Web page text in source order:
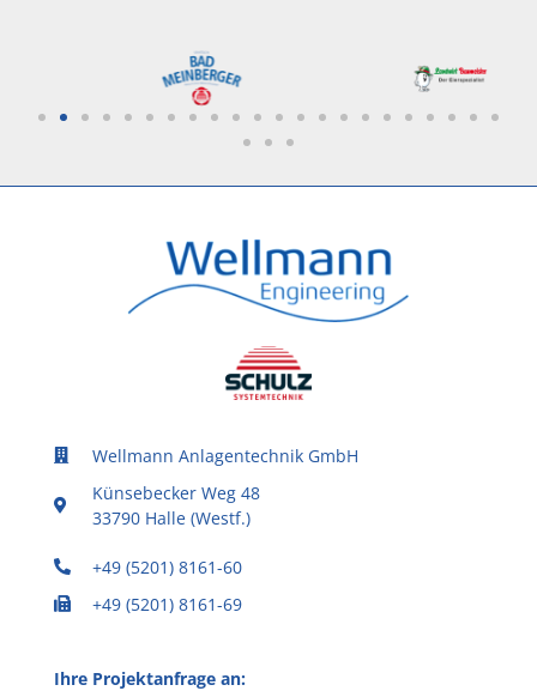
Wellmann Anlagentechnik GmbH
Künsebecker Weg 48
33790 Halle (Westf.)
+49 (5201) 8161-60
+49 (5201) 8161-69
Ihre Projektanfrage an: